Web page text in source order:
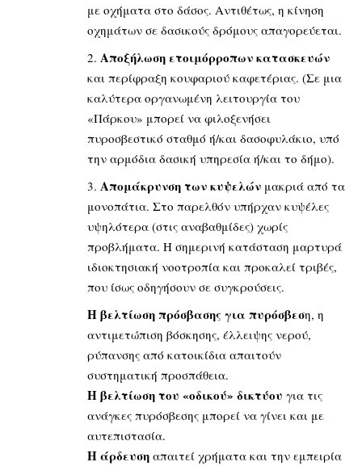
με οχήματα στο δάσος. Αντιθέτως, η κίνηση
οχημάτων σε δασικούς δρόμους απαγορεύεται.
Αποξήλωση ετοιμόρροπων κατασκευών
και περίφραξη κουφαριού καφετέριας. (Σε μια
καλύτερα οργανωμένη λειτουργία του
«Πάρκου» μπορεί να φιλοξενήσει
πυροσβεστικό σταθμό ή/και δασοφυλάκιο, υπό
την αρμόδια δασική υπηρεσία ή/και το δήμο).
Απομάκρυνση των κυψελών μακριά από τα
μονοπάτια. Στο παρελθόν υπήρχαν κυψέλες
υψηλότερα (στις αναβαθμίδες) χωρίς
προβλήματα. Η σημερινή κατάσταση μαρτυρά
ιδιοκτησιακή νοοτροπία και προκαλεί τριβές,
που ίσως οδηγήσουν σε συγκρούσεις.
Η βελτίωση πρόσβασης για πυρόσβεση, η
αντιμετώπιση βόσκησης, έλλειψης νερού,
ρύπανσης από κατοικίδια απαιτούν
συστηματική προσπάθεια.
Η βελτίωση του «οδικού» δικτύου για τις
ανάγκες πυρόσβεσης μπορεί να γίνει και με
αυτεπιστασία.
Η άρδευση απαιτεί χρήματα και την εμπειρία